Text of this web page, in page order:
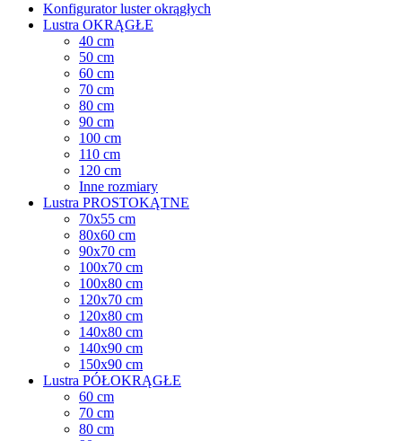
Konfigurator luster okrągłych
Lustra OKRĄGŁE
40 cm
50 cm
60 cm
70 cm
80 cm
90 cm
100 cm
110 cm
120 cm
Inne rozmiary
Lustra PROSTOKĄTNE
70x55 cm
80x60 cm
90x70 cm
100x70 cm
100x80 cm
120x70 cm
120x80 cm
140x80 cm
140x90 cm
150x90 cm
Lustra PÓŁOKRĄGŁE
60 cm
70 cm
80 cm